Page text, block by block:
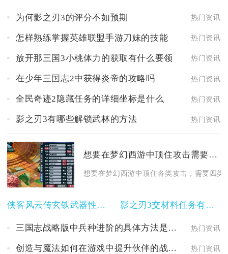
为何影之刃3的评分不如预期 热门资讯
怎样熟练掌握英雄联盟手游刀妹的技能 热门资讯
放开那三国3小桃体力的获取有什么要领 热门资讯
在少年三国志2中获得炎帝的攻略吗 热门资讯
全民奇迹2隐藏任务的详细坐标是什么 热门资讯
影之刃3有哪些解锁武林的方法 热门资讯
想要在梦幻西游中顶住攻击需要哪些书籍
想要在梦幻西游中顶住各类攻击，需要四
侠客风云传玄铁武器性能对比 影之刃3交材料任务有多少个可完成的
三国志战略版中兵种进阶的具体方法是什么 热门资讯
创造与魔法如何在游戏中提升伙伴的战斗能力 热门资讯